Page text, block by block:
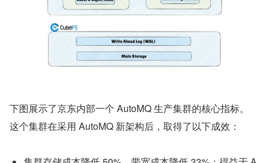
下图展示了京东内部一个 AutoMQ 生产集群的核心指标。
这个集群在采用 AutoMQ 新架构后，取得了以下成效：